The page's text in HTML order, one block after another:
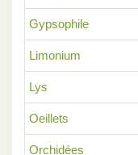
Gypsophile
Limonium
Lys
Oeillets
Orchidées